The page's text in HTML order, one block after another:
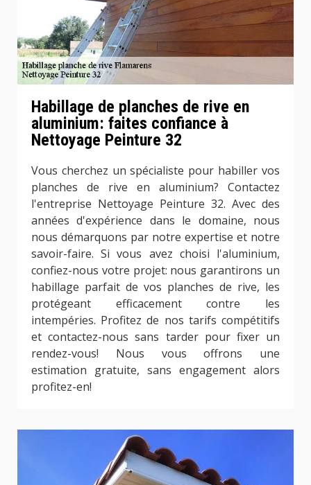
Habillage de planches de rive en
aluminium: faites confiance à
Nettoyage Peinture 32
Vous cherchez un spécialiste pour habiller vos
planches de rive en aluminium? Contactez
l'entreprise Nettoyage Peinture 32. Avec des
années d'expérience dans le domaine, nous
nous démarquons par notre expertise et notre
savoir-faire. Si vous avez choisi l'aluminium,
confiez-nous votre projet: nous garantirons un
habillage parfait de vos planches de rive, les
protégeant efficacement contre les
intempéries. Profitez de nos tarifs compétitifs
et contactez-nous sans tarder pour fixer un
rendez-vous! Nous vous offrons une
estimation gratuite, sans engagement alors
profitez-en!